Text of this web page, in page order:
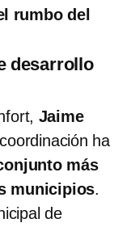
rumbo del
desarrollo
Jaime
ha
más
municipios.
de